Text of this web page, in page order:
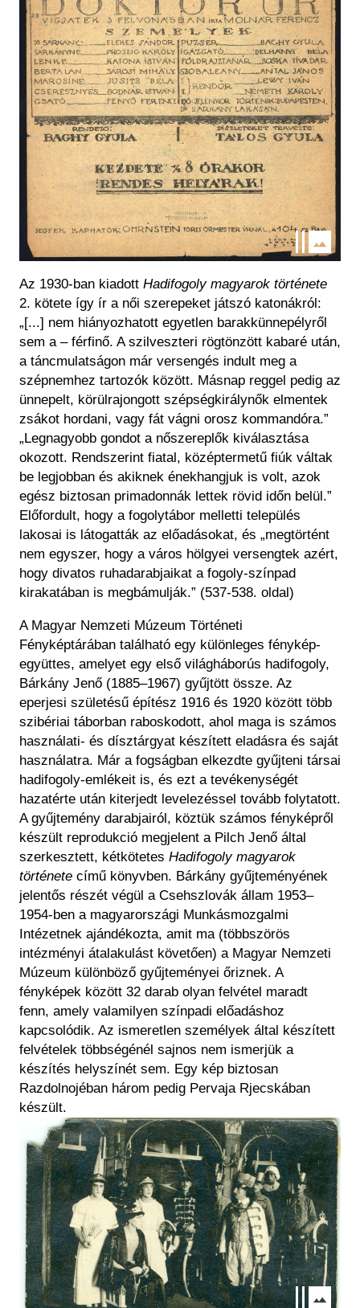
Az 1930-ban kiadott Hadifogoly magyarok története
2. kötete így ír a női szerepeket játszó katonákról:
„[...] nem hiányozhatott egyetlen barakkünnepélyről
sem a – férfinő. A szilveszteri rögtönzött kabaré után,
a táncmulatságon már versengés indult meg a
szépnemhez tartozók között. Másnap reggel pedig az
ünnepelt, körülrajongott szépségkirálynők elmentek
zsákot hordani, vagy fát vágni orosz kommandóra.”
„Legnagyobb gondot a nőszereplők kiválasztása
okozott. Rendszerint fiatal, középtermetű fiúk váltak
be legjobban és akiknek énekhangjuk is volt, azok
egész biztosan primadonnák lettek rövid időn belül.”
Előfordult, hogy a fogolytábor melletti település
lakosai is látogatták az előadásokat, és „megtörtént
nem egyszer, hogy a város hölgyei versengtek azért,
hogy divatos ruhadarabjaikat a fogoly-színpad
kirakatában is megbámulják.” (537-538. oldal)
A Magyar Nemzeti Múzeum Történeti
Fényképtárában található egy különleges fénykép-
együttes, amelyet egy első világháborús hadifogoly,
Bárkány Jenő (1885–1967) gyűjtött össze. Az
eperjesi születésű építész 1916 és 1920 között több
szibériai táborban raboskodott, ahol maga is számos
használati- és dísztárgyat készített eladásra és saját
használatra. Már a fogságban elkezdte gyűjteni társai
hadifogoly-emlékeit is, és ezt a tevékenységét
hazatérte után kiterjedt levelezéssel tovább folytatott.
A gyűjtemény darabjairól, köztük számos fényképről
készült reprodukció megjelent a Pilch Jenő által
szerkesztett, kétkötetes Hadifogoly magyarok
története című könyvben. Bárkány gyűjteményének
jelentős részét végül a Csehszlovák állam 1953–
1954-ben a magyarországi Munkásmozgalmi
Intézetnek ajándékozta, amit ma (többszörös
intézményi átalakulást követően) a Magyar Nemzeti
Múzeum különböző gyűjteményei őriznek. A
fényképek között 32 darab olyan felvétel maradt
fenn, amely valamilyen színpadi előadáshoz
kapcsolódik. Az ismeretlen személyek által készített
felvételek többségénél sajnos nem ismerjük a
készítés helyszínét sem. Egy kép biztosan
Razdolnojéban három pedig Pervaja Rjecskában
készült.